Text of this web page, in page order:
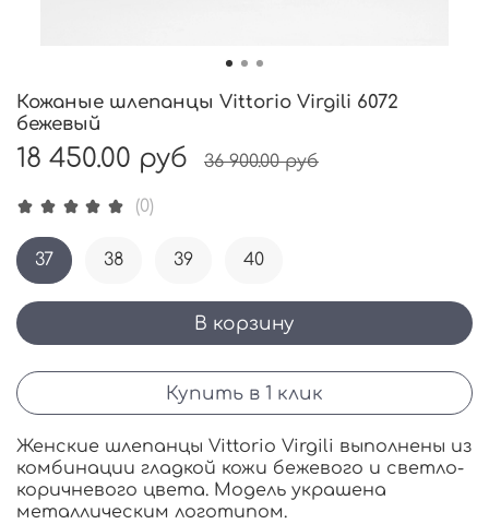
(0)
Кожаные шлепанцы Vittorio Virgili 6072
бежевый
18 450.00 руб 36 900.00 руб
В корзину
Купить в 1 клик
37 38 39 40
Женские шлепанцы Vittorio Virgili выполнены из
комбинации гладкой кожи бежевого и светло-
коричневого цвета. Модель украшена
металлическим логотипом.